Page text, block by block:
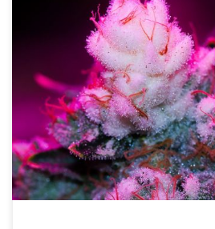
White Widow to jedna z najbardziej
odmian […]